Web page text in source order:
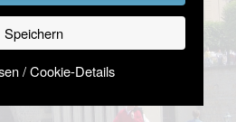
Speichern
/ Cookie-Details